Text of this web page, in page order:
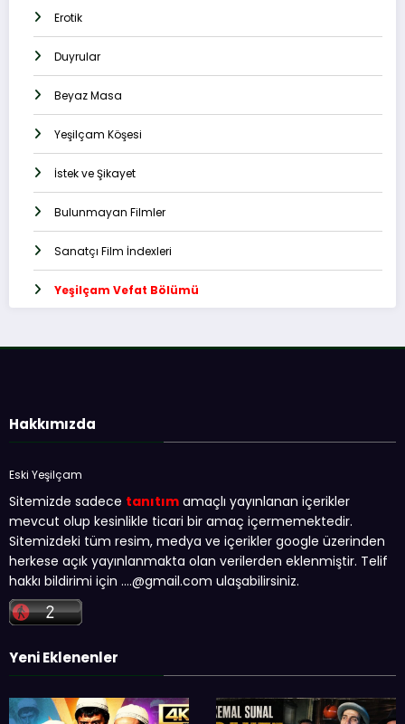
Erotik
Duyrular
Beyaz Masa
Yeşilçam Köşesi
İstek ve Şikayet
Bulunmayan Filmler
Sanatçı Film İndexleri
Yeşilçam Vefat Bölümü
Hakkımızda
Eski Yeşilçam
Sitemizde sadece tanıtım amaçlı yayınlanan içerikler
mevcut olup kesinlikle ticari bir amaç içermemektedir.
Sitemizdeki tüm resim, medya ve içerikler google üzerinden
herkese açık yayınlanmakta olan verilerden eklenmiştir. Telif
hakkı bildirimi için ….@gmail.com ulaşabilirsiniz.
Yeni Eklenenler